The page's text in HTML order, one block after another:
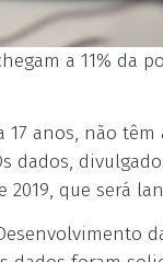
a 11% da
anos, não têm
dados,
que será